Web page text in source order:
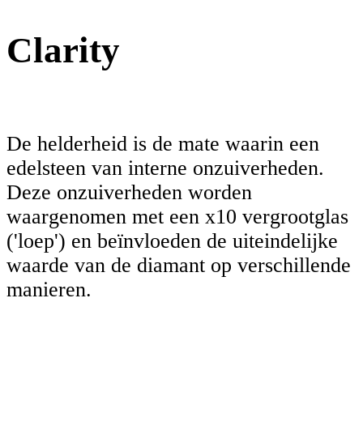
Clarity
De helderheid is de mate waarin een
edelsteen van interne onzuiverheden.
Deze onzuiverheden worden
waargenomen met een x10 vergrootglas
('loep') en beïnvloeden de uiteindelijke
waarde van de diamant op verschillende
manieren.